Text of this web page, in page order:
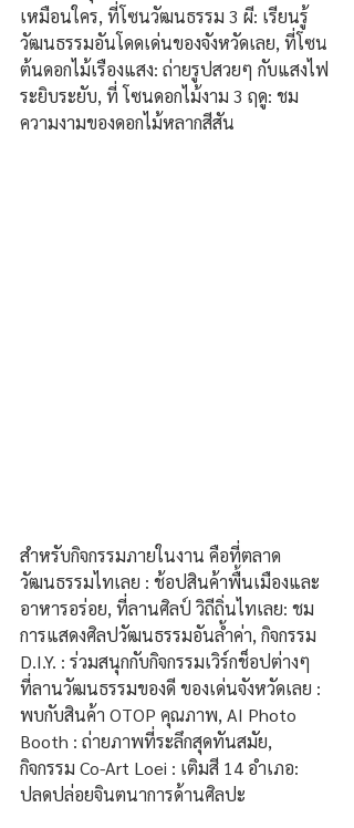
เหมือนใคร, ที่โซนวัฒนธรรม 3 ผี: เรียนรู้
วัฒนธรรมอันโดดเด่นของจังหวัดเลย, ที่โซน
ต้นดอกไม้เรืองแสง: ถ่ายรูปสวยๆ กับแสงไฟ
ระยิบระยับ, ที่ โซนดอกไม้งาม 3 ฤดู: ชม
ความงามของดอกไม้หลากสีสัน
สำหรับกิจกรรมภายในงาน คือที่ตลาด
วัฒนธรรมไทเลย : ช้อปสินค้าพื้นเมืองและ
อาหารอร่อย, ที่ลานศิลป์ วิถีถิ่นไทเลย: ชม
การแสดงศิลปวัฒนธรรมอันล้ำค่า, กิจกรรม
D.I.Y. : ร่วมสนุกกับกิจกรรมเวิร์กช็อปต่างๆ
ที่ลานวัฒนธรรมของดี ของเด่นจังหวัดเลย :
พบกับสินค้า OTOP คุณภาพ, AI Photo
Booth : ถ่ายภาพที่ระลึกสุดทันสมัย,
กิจกรรม Co-Art Loei : เติมสี 14 อำเภอ:
ปลดปล่อยจินตนาการด้านศิลปะ